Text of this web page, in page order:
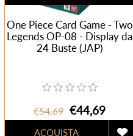
One Piece Card Game - Two
Legends OP-08 - Display da
24 Buste (JAP)
€54,69 €44,69